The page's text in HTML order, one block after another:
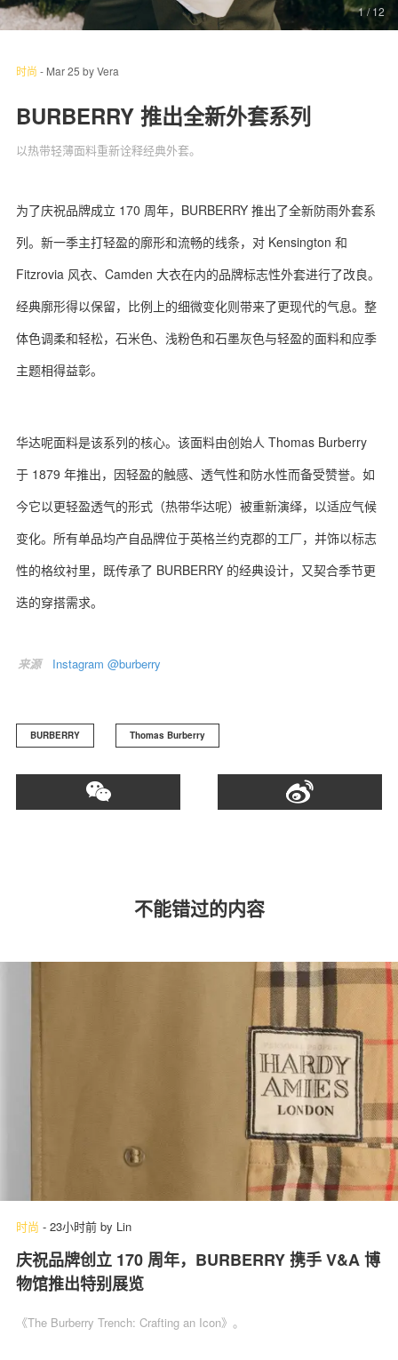
1/ 12
时尚 - Mar 25 byVera
BURBERRY 推出全新外套系列
以热带轻薄面料重新诠释经典外套。
为了庆祝品牌成立 170 周年，BURBERRY 推出了全新防雨外套系
列。新一季主打轻盈的廓形和流畅的线条，对 Kensington 和
Fitzrovia 风衣、Camden 大衣在内的品牌标志性外套进行了改良。
经典廓形得以保留，比例上的细微变化则带来了更现代的气息。整
体色调柔和轻松，石米色、浅粉色和石墨灰色与轻盈的面料和应季
主题相得益彰。
华达呢面料是该系列的核心。该面料由创始人 Thomas Burberry
于 1879 年推出，因轻盈的触感、透气性和防水性而备受赞誉。如
今它以更轻盈透气的形式（热带华达呢）被重新演绎，以适应气候
变化。所有单品均产自品牌位于英格兰约克郡的工厂，并饰以标志
性的格纹衬里，既传承了 BURBERRY 的经典设计，又契合季节更
迭的穿搭需求。
来源 Instagram @burberry
BURBERRY Thomas Burberry
不能错过的内容
时尚 - 23小时前 by Lin
庆祝品牌创立 170 周年，BURBERRY 携手 V&A 博
物馆推出特别展览
《The Burberry Trench: Crafting an Icon》。